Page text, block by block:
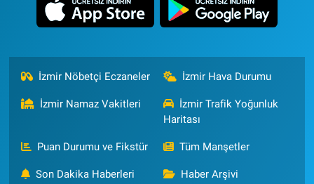
İzmir Nöbetçi Eczaneler İzmir Hava Durumu
İzmir Namaz Vakitleri
İzmir Trafik Yoğunluk
Haritası
Puan Durumu ve Fikstür Tüm Manşetler
Son Dakika Haberleri Haber Arşivi